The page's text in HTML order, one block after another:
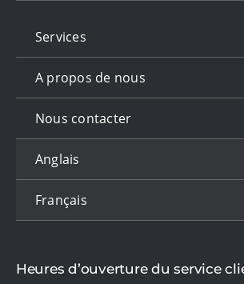
Services
A propos de nous
Nous contacter
Anglais
Français
Heures d’ouverture du service